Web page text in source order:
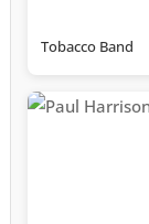
Tobacco Band